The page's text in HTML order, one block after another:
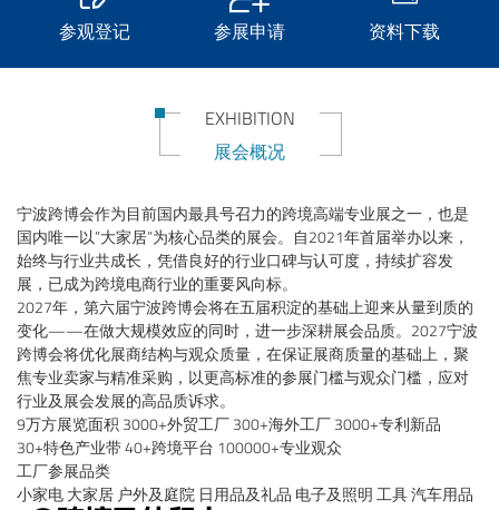
联系我们
参观登记 参展申请 资料下载
EXHIBITION
展会概况
宁波跨博会作为目前国内最具号召力的跨境高端专业展之一，也是
国内唯一以”大家居”为核心品类的展会。自2021年首届举办以来，
始终与行业共成长，凭借良好的行业口碑与认可度，持续扩容发
展，已成为跨境电商行业的重要风向标。
2027年，第六届宁波跨博会将在五届积淀的基础上迎来从量到质的
变化——在做大规模效应的同时，进一步深耕展会品质。2027宁波
跨博会将优化展商结构与观众质量，在保证展商质量的基础上，聚
焦专业卖家与精准采购，以更高标准的参展门槛与观众门槛，应对
行业及展会发展的高品质诉求。
9万方展览面积 3000+外贸工厂 300+海外工厂 3000+专利新品
30+特色产业带 40+跨境平台 100000+专业观众
工厂参展品类
小家电 大家居 户外及庭院 日用品及礼品 电子及照明 工具 汽车用品